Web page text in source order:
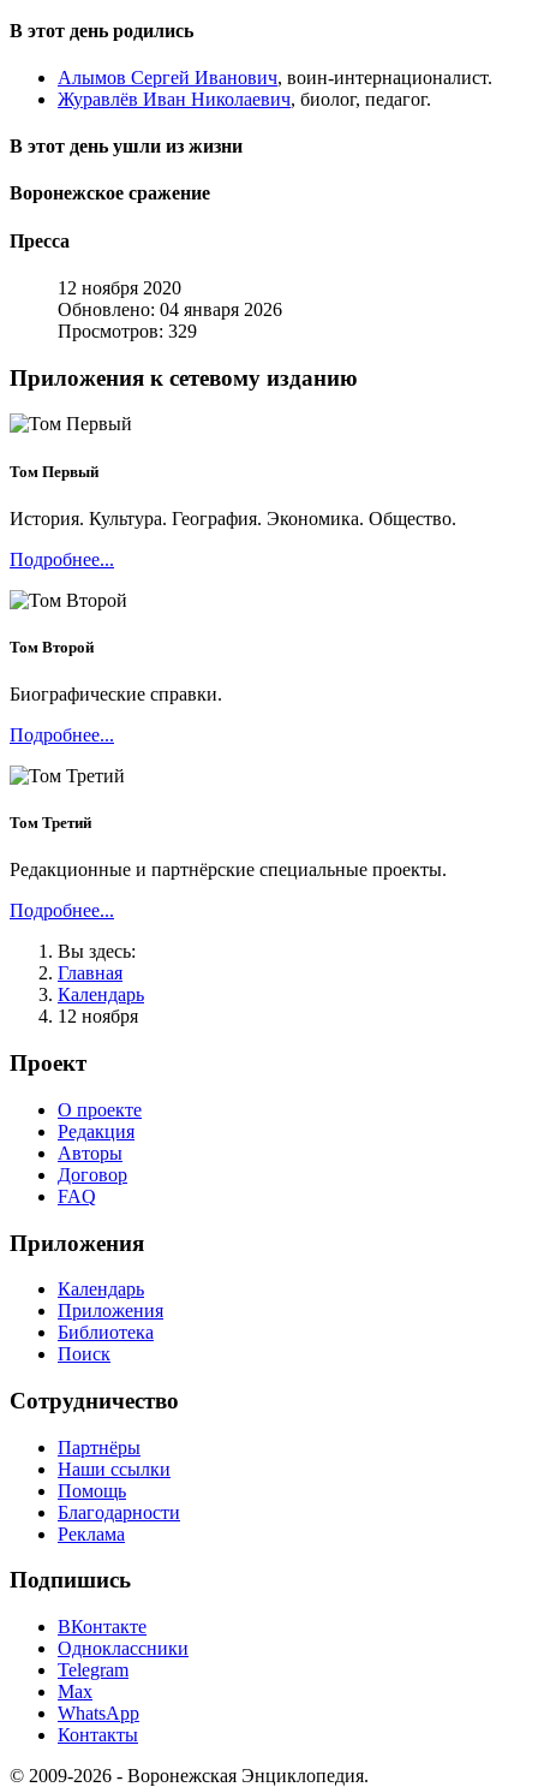
В этот день родились
Алымов Сергей Иванович, воин-интернационалист.
Журавлёв Иван Николаевич, биолог, педагог.
В этот день ушли из жизни
Воронежское сражение
Пресса
12 ноября 2020
Обновлено: 04 января 2026
Просмотров: 329
Приложения к сетевому изданию
Том Первый
История. Культура. География. Экономика. Общество.
Подробнее...
Том Второй
Биографические справки.
Подробнее...
Том Третий
Редакционные и партнёрские специальные проекты.
Подробнее...
Вы здесь:
Главная
Календарь
12 ноября
Проект
О проекте
Редакция
Авторы
Договор
FAQ
Приложения
Календарь
Приложения
Библиотека
Поиск
Сотрудничество
Партнёры
Наши ссылки
Помощь
Благодарности
Реклама
Подпишись
ВКонтакте
Одноклассники
Telegram
Max
WhatsApp
Контакты
© 2009-2026 - Воронежская Энциклопедия.